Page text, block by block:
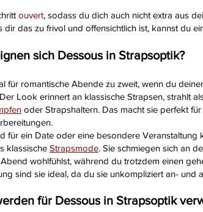
ouvert, sodass du dich auch nicht extra aus
dir das zu frivol und offensichtlich ist, kannst du
sich Dessous in Strapsoptik?
für romantische Abende zu zweit, wenn du
Look erinnert an klassische Strapsen, strahlt
oder Strapshaltern. Das macht sie perfekt
für ein Date oder eine besondere
klassische Strapsmode. Sie schmiegen sich an
wohlfühlst, während du trotzdem einen
sind sie ideal, da du sie unkompliziert an- und
für Dessous in Strapsoptik